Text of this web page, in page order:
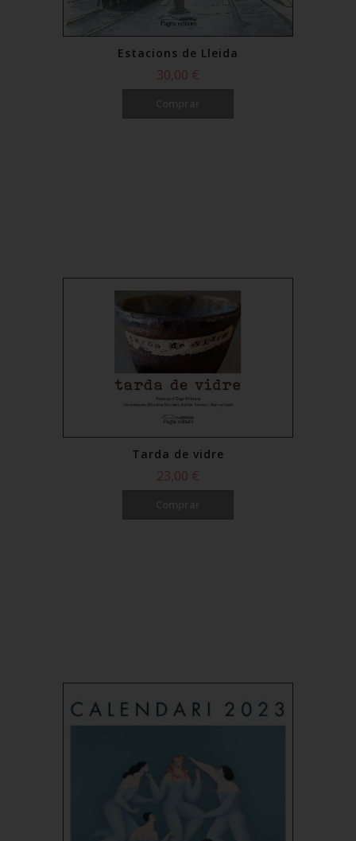
Estacions de Lleida
30,00 €
Tarda de vidre
23,00 €